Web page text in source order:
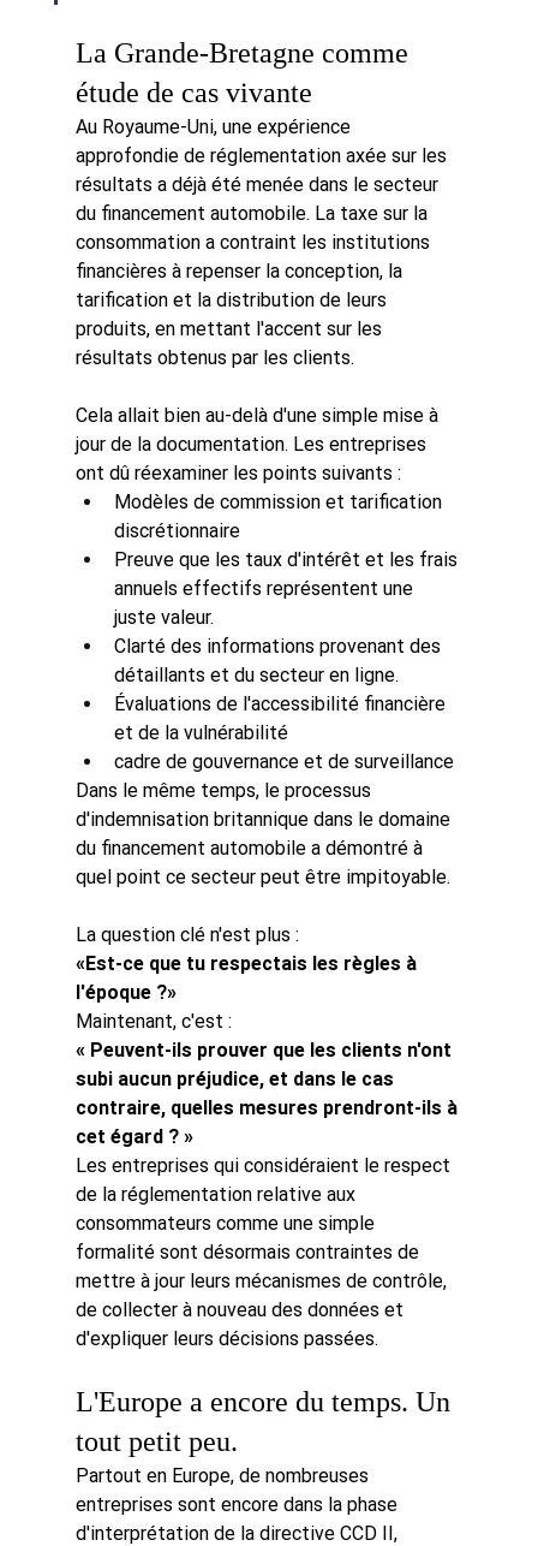
La Grande-Bretagne comme
étude de cas vivante
Au Royaume-Uni, une expérience
approfondie de réglementation axée sur les
résultats a déjà été menée dans le secteur
du financement automobile. La taxe sur la
consommation a contraint les institutions
financières à repenser la conception, la
tarification et la distribution de leurs
produits, en mettant l'accent sur les
résultats obtenus par les clients.
Cela allait bien au-delà d'une simple mise à
jour de la documentation. Les entreprises
ont dû réexaminer les points suivants :
Modèles de commission et tarification
discrétionnaire
Preuve que les taux d'intérêt et les frais
annuels effectifs représentent une
juste valeur.
Clarté des informations provenant des
détaillants et du secteur en ligne.
Évaluations de l'accessibilité financière
et de la vulnérabilité
cadre de gouvernance et de surveillance
Dans le même temps, le processus
d'indemnisation britannique dans le domaine
du financement automobile a démontré à
quel point ce secteur peut être impitoyable.
La question clé n'est plus :
«Est-ce que tu respectais les règles à
l'époque ?»
Maintenant, c'est :
« Peuvent-ils prouver que les clients n'ont
subi aucun préjudice, et dans le cas
contraire, quelles mesures prendront-ils à
cet égard ? »
Les entreprises qui considéraient le respect
de la réglementation relative aux
consommateurs comme une simple
formalité sont désormais contraintes de
mettre à jour leurs mécanismes de contrôle,
de collecter à nouveau des données et
d'expliquer leurs décisions passées.
L'Europe a encore du temps. Un
tout petit peu.
Partout en Europe, de nombreuses
entreprises sont encore dans la phase
d'interprétation de la directive CCD II,